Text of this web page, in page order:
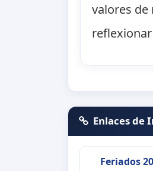
valores de
Enlaces de
Feriados